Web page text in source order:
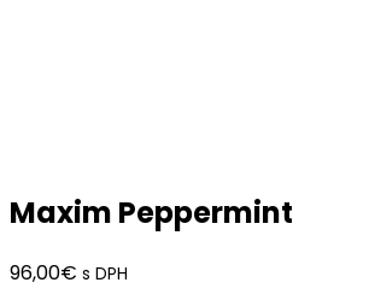
Maxim Peppermint
96,00€ s DPH